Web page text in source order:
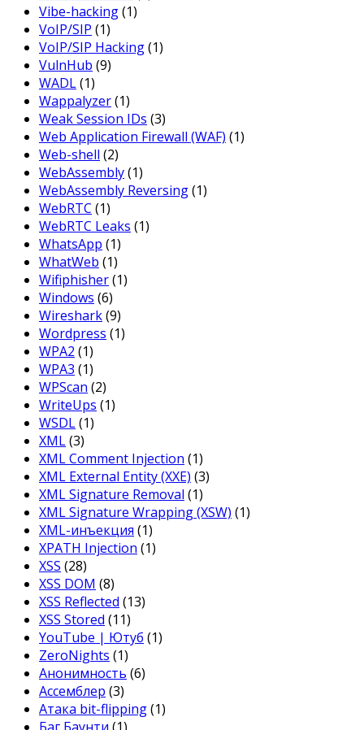
Vibe-hacking(1)
VoIP/SIP (1)
VoIP/SIP Hacking(1)
VulnHub (9)
WADL(1)
Wappalyzer(1)
Weak Session IDs (3)
Web Application Firewall (WAF) (1)
Web-shell (2)
WebAssembly(1)
WebAssembly Reversing(1)
WebRTC (1)
WebRTC Leaks (1)
WhatsApp (1)
WhatWeb (1)
Wifiphisher(1)
Windows (6)
Wireshark(9)
Wordpress (1)
WPA2 (1)
WPA3 (1)
WPScan (2)
WriteUps (1)
WSDL(1)
XML(3)
XML Comment Injection (1)
XML External Entity (XXE) (3)
XML Signature Removal (1)
XML Signature Wrapping (XSW) (1)
XML-инъекция (1)
XPATH Injection (1)
XSS (28)
XSS DOM (8)
XSS Reflected (13)
XSS Stored (11)
YouTube | Ютуб (1)
ZeroNights (1)
Анонимность (6)
Ассемблер (3)
Атака bit-flipping(1)